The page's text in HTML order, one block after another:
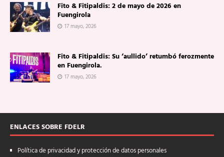
Fito & Fitipaldis: 2 de mayo de 2026 en
Fuengirola
17 mayo, 2026
Fito & Fitipaldis: Su ‘aullido’ retumbó ferozmente
en Fuengirola.
17 mayo, 2026
ENLACES SOBRE FDELR
Política de privacidad y protección de datos personales